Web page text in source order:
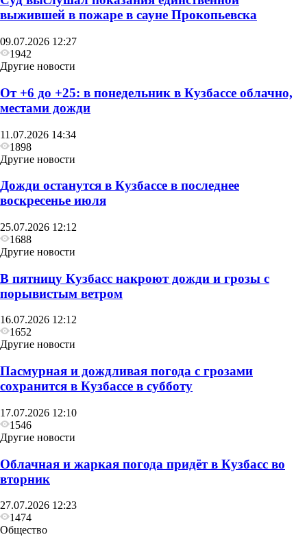
Общество
Глава Прокопьевска рассказал, как
преображается Сквер «Школьный»
выжившей в пожаре в сауне Прокопьевска
09.07.2026 12:27
1942
Другие новости
От +6 до +25: в понедельник в Кузбассе облачно,
местами дожди
11.07.2026 14:34
1898
Другие новости
Дожди останутся в Кузбассе в последнее
воскресенье июля
25.07.2026 12:12
1688
Другие новости
В пятницу Кузбасс накроют дожди и грозы с
порывистым ветром
16.07.2026 12:12
1652
Другие новости
Пасмурная и дождливая погода с грозами
сохранится в Кузбассе в субботу
17.07.2026 12:10
1546
Другие новости
Облачная и жаркая погода придёт в Кузбасс во
вторник
27.07.2026 12:23
1474
Общество